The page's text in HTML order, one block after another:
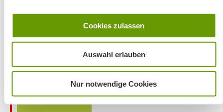
Cookies zulassen
Auswahl erlauben
Nur notwendige Cookies